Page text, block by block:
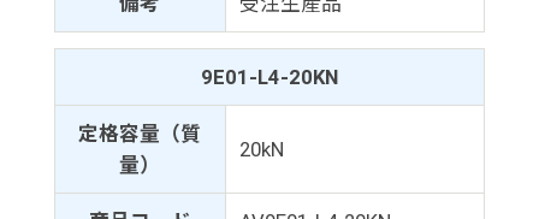
9E01-L4-20KN
定格容量（質
量）
20kN